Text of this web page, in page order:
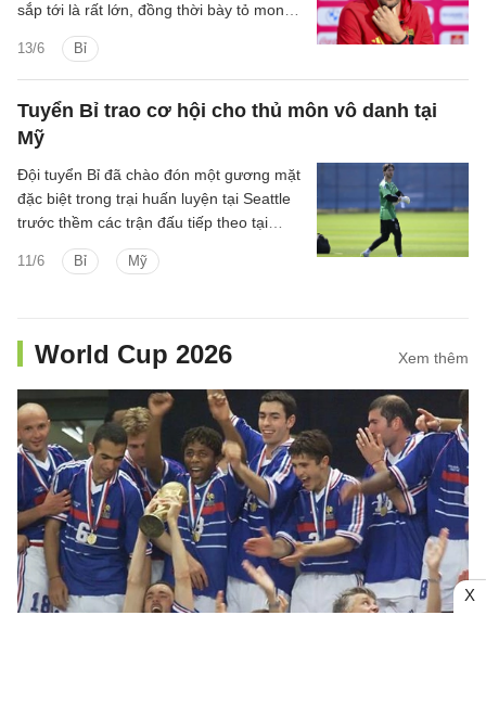
13/6 Bỉ
sắp tới là rất lớn, đồng thời bày tỏ mong
muốn được kết thúc sự nghiệp trong màu
áo Real Madrid.
Tuyển Bỉ trao cơ hội cho thủ môn vô danh tại
Mỹ
11/6 Bỉ Mỹ
Đội tuyển Bỉ đã chào đón một gương mặt
đặc biệt trong trại huấn luyện tại Seattle
trước thềm các trận đấu tiếp theo tại
World Cup 2026.
World Cup 2026 Xem thêm
X